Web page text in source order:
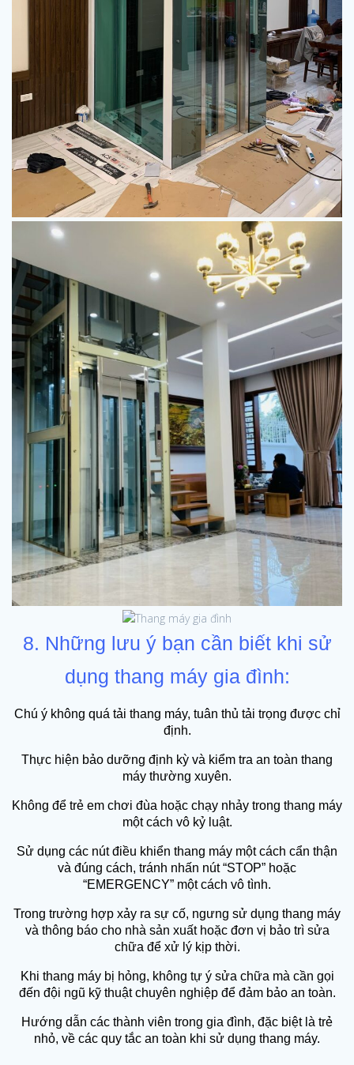
8. Những lưu ý bạn cần biết khi sử
dụng thang máy gia đình:
Chú ý không quá tải thang máy, tuân thủ tải trọng được chỉ
định.
Thực hiện bảo dưỡng định kỳ và kiểm tra an toàn thang
máy thường xuyên.
Không để trẻ em chơi đùa hoặc chạy nhảy trong thang máy
một cách vô kỷ luật.
Sử dụng các nút điều khiển thang máy một cách cẩn thận
và đúng cách, tránh nhấn nút “STOP” hoặc
“EMERGENCY” một cách vô tình.
Trong trường hợp xảy ra sự cố, ngưng sử dụng thang máy
và thông báo cho nhà sản xuất hoặc đơn vị bảo trì sửa
chữa để xử lý kịp thời.
Khi thang máy bị hỏng, không tự ý sửa chữa mà cần gọi
đến đội ngũ kỹ thuật chuyên nghiệp để đảm bảo an toàn.
Hướng dẫn các thành viên trong gia đình, đặc biệt là trẻ
nhỏ, về các quy tắc an toàn khi sử dụng thang máy.